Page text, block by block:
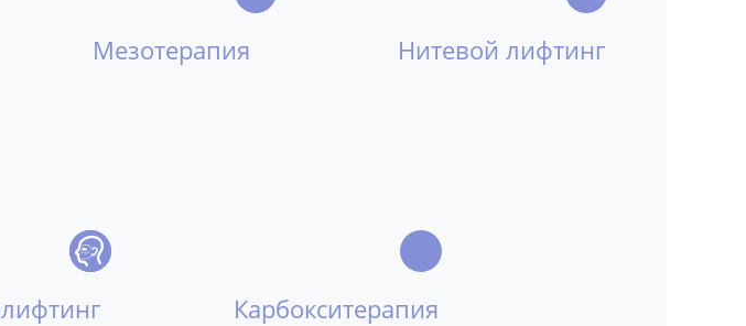
Мезотерапия Нитевой лифтинг
Карбокситерапия